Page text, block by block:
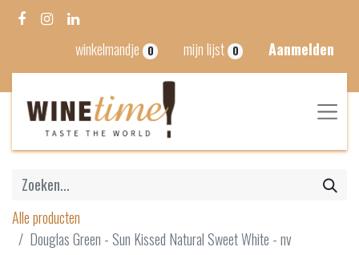
winkelmandje 0 mijn lijst 0 Aanmelden
Alle producten
Douglas Green - Sun Kissed Natural Sweet White - nv